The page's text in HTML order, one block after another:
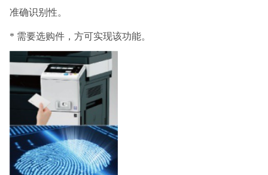
准确识别性。
* 需要选购件，方可实现该功能。